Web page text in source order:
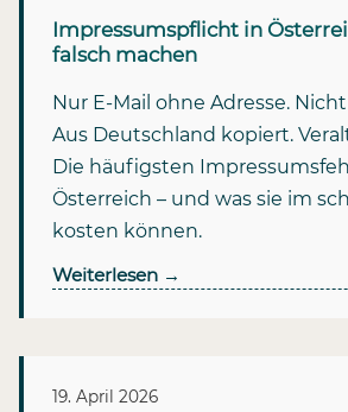
Impressumspflicht in
falsch machen
Nur E-Mail ohne Adresse.
Aus Deutschland kopiert.
Die häufigsten
Österreich – und was sie im
kosten können.
Weiterlesen →
19. April 2026